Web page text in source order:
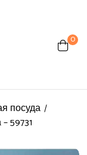
0
посуда
59731